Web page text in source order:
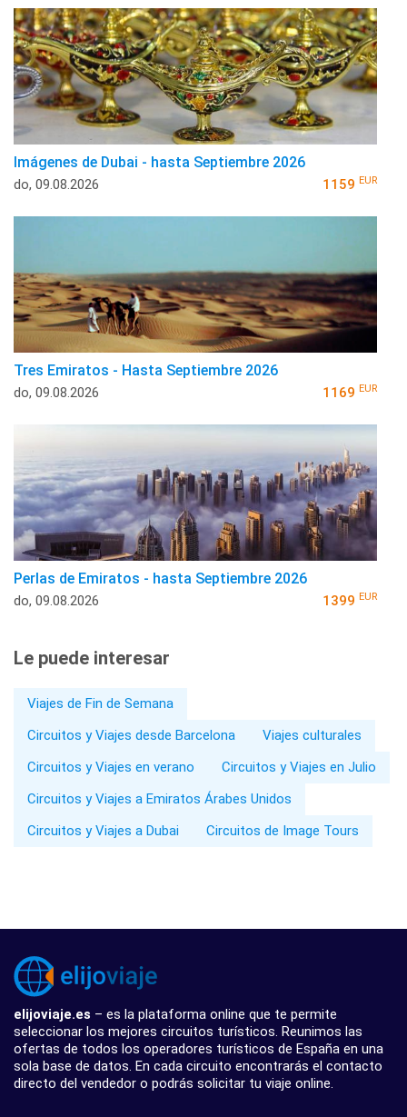
Imágenes de Dubai - hasta Septiembre 2026
do, 09.08.2026 1159 EUR
Tres Emiratos - Hasta Septiembre 2026
do, 09.08.2026 1169 EUR
Perlas de Emiratos - hasta Septiembre 2026
do, 09.08.2026 1399 EUR
Le puede interesar
Viajes de Fin de Semana
Circuitos y Viajes desde Barcelona
Viajes culturales
Circuitos y Viajes en verano
Circuitos y Viajes en Julio
Circuitos y Viajes a Emiratos Árabes Unidos
Circuitos y Viajes a Dubai
Circuitos de Image Tours
elijoviaje.es – es la plataforma online que te permite
seleccionar los mejores circuitos turísticos. Reunimos las
ofertas de todos los operadores turísticos de España en una
sola base de datos. En cada circuito encontrarás el contacto
directo del vendedor o podrás solicitar tu viaje online.